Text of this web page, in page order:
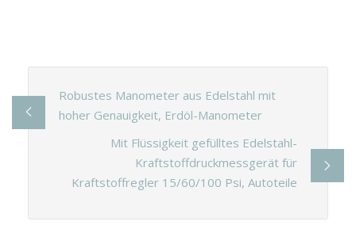
Robustes Manometer aus Edelstahl mit
hoher Genauigkeit, Erdöl-Manometer
Mit Flüssigkeit gefülltes Edelstahl-
Kraftstoffdruckmessgerät für
Kraftstoffregler 15/60/100 Psi, Autoteile